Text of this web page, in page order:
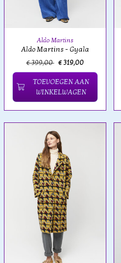
Aldo Martins
Aldo Martins - Gyala
€ 399,00 € 319,00
TOEVOEGEN AAN
WINKELWAGEN